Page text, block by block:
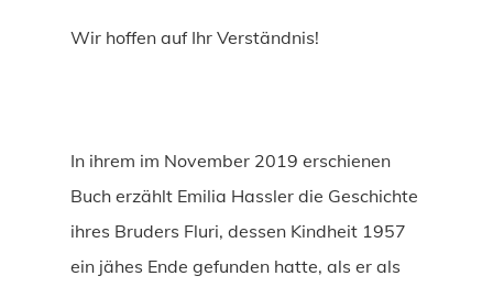
Wir hoffen auf Ihr Verständnis!
In ihrem im November 2019 erschienen
Buch erzählt Emilia Hassler die Geschichte
ihres Bruders Fluri, dessen Kindheit 1957
ein jähes Ende gefunden hatte, als er als